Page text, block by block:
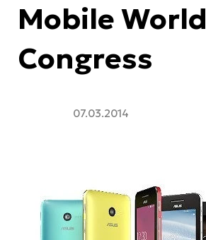
Mobile World
Congress
07.03.2014